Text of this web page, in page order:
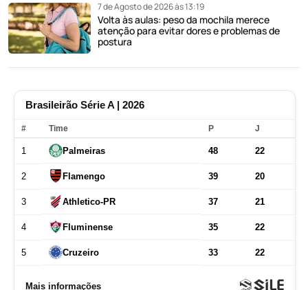
7 de Agosto de 2026 às 13:19
Volta às aulas: peso da mochila merece
atenção para evitar dores e problemas de
postura